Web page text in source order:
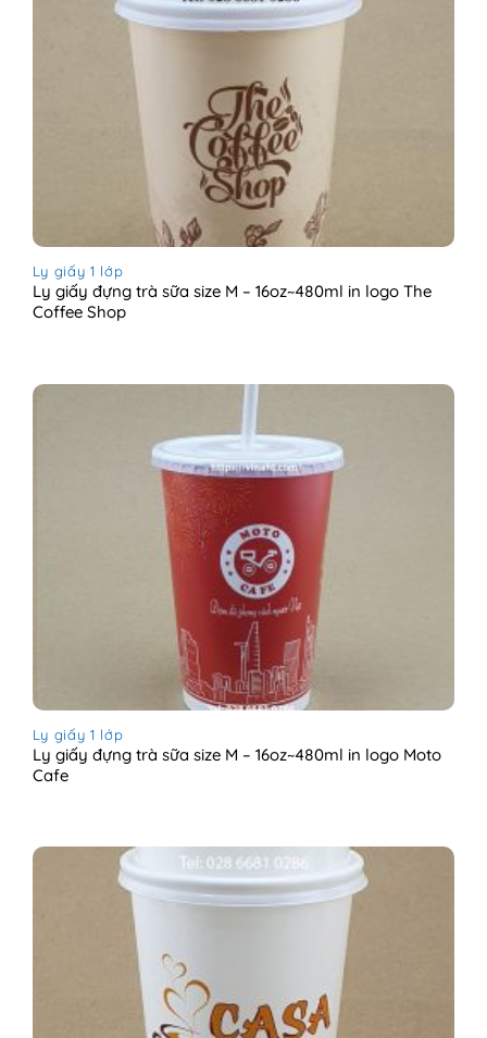
Ly giấy 1 lớp
Ly giấy đựng trà sữa size M – 16oz~480ml in logo The
Coffee Shop
Ly giấy 1 lớp
Ly giấy đựng trà sữa size M – 16oz~480ml in logo Moto
Cafe